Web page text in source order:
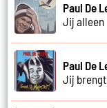
Paul De
Jij alleen
Paul De
Jij